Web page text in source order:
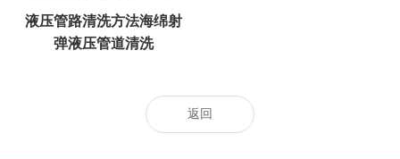
液压管路清洗方法海绵射
弹液压管道清洗
返回